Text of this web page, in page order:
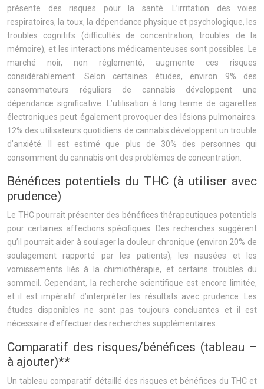
présente des risques pour la santé. L’irritation des voies
respiratoires, la toux, la dépendance physique et psychologique, les
troubles cognitifs (difficultés de concentration, troubles de la
mémoire), et les interactions médicamenteuses sont possibles. Le
marché noir, non réglementé, augmente ces risques
considérablement. Selon certaines études, environ 9% des
consommateurs réguliers de cannabis développent une
dépendance significative. L’utilisation à long terme de cigarettes
électroniques peut également provoquer des lésions pulmonaires.
12% des utilisateurs quotidiens de cannabis développent un trouble
d’anxiété. Il est estimé que plus de 30% des personnes qui
consomment du cannabis ont des problèmes de concentration.
Bénéfices potentiels du THC (à utiliser avec
prudence)
Le THC pourrait présenter des bénéfices thérapeutiques potentiels
pour certaines affections spécifiques. Des recherches suggèrent
qu’il pourrait aider à soulager la douleur chronique (environ 20% de
soulagement rapporté par les patients), les nausées et les
vomissements liés à la chimiothérapie, et certains troubles du
sommeil. Cependant, la recherche scientifique est encore limitée,
et il est impératif d’interpréter les résultats avec prudence. Les
études disponibles ne sont pas toujours concluantes et il est
nécessaire d’effectuer des recherches supplémentaires.
Comparatif des risques/bénéfices (tableau –
à ajouter)**
Un tableau comparatif détaillé des risques et bénéfices du THC et